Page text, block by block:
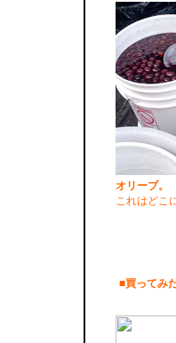
オリーブ。
これはどこ
■買ってみ